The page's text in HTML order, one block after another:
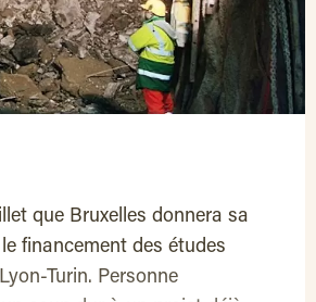
que Bruxelles donnera sa
financement des études
Turin. Personne